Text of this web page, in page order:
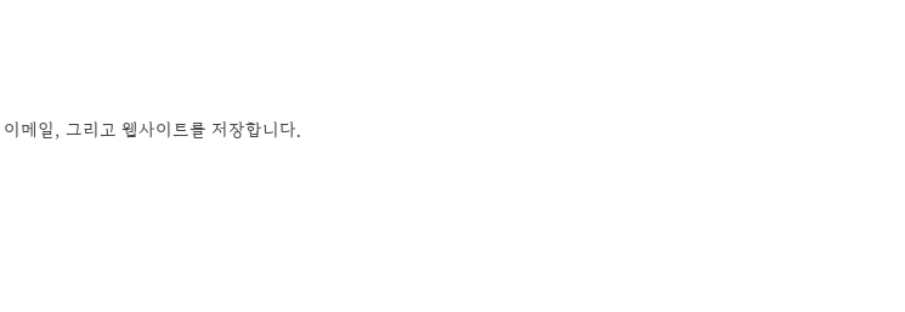
메일, 그리고 웹사이트를 저장합니다.